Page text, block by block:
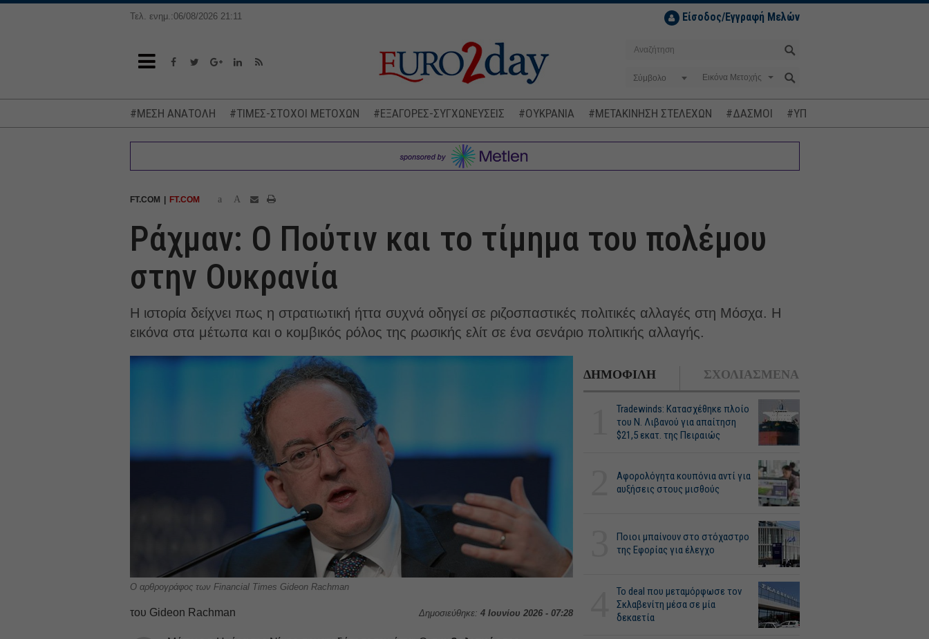
Τελ. ενημ.:06/08/2026 21:11 Είσοδος/Εγγραφή Μελών
Σύμβολο
#ΜΕΣΗ ΑΝΑΤΟΛΗ #ΤΙΜΕΣ-ΣΤΟΧΟΙ ΜΕΤΟΧΩΝ #ΕΞΑΓΟΡΕΣ-ΣΥΓΧΩΝΕΥΣΕΙΣ #ΟΥΚΡΑΝΙΑ #ΜΕΤΑΚΙΝΗΣΗ ΣΤΕΛΕΧΩΝ #ΔΑΣΜΟΙ #ΥΠΟΚΛΟΠΕΣ
FT.COM FT.COM a A
Ράχμαν: Ο Πούτιν και το τίμημα του πολέμου
στην Ουκρανία
Η ιστορία δείχνει πως η στρατιωτική ήττα συχνά οδηγεί σε ριζοσπαστικές πολιτικές αλλαγές στη Μόσχα. Η
εικόνα στα μέτωπα και ο κομβικός ρόλος της ρωσικής ελίτ σε ένα σενάριο πολιτικής αλλαγής.
Ο αρθρογράφος των Financial Times Gideon Rachman
Δημοσιεύθηκε: 4 Ιουνίου 2026 - 07:28
του Gideon Rachman
ΔΗΜΟΦΙΛΗ ΣΧΟΛΙΑΣΜΕΝΑ
Tradewinds: Κατασχέθηκε πλοίο
του Ν. Λιβανού για απαίτηση
$21,5 εκατ. της Πειραιώς
Αφορολόγητα κουπόνια αντί για
αυξήσεις στους μισθούς
Ποιοι μπαίνουν στο στόχαστρο
της Εφορίας για έλεγχο
Το deal που μεταμόρφωσε τον
Σκλαβενίτη μέσα σε μία
δεκαετία